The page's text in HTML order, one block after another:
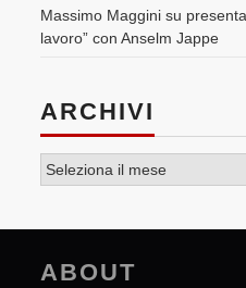
Massimo Maggini su
lavoro” con Anselm Jappe
ARCHIVI
ABOUT